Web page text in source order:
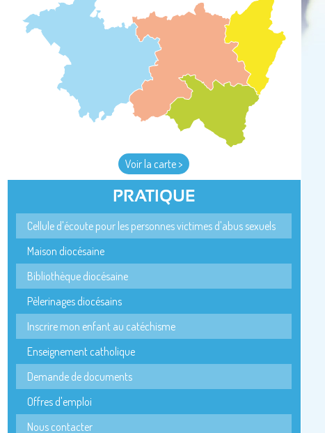
Voir la carte >
PRATIQUE
Cellule d'écoute pour les personnes victimes d'abus sexuels
Maison diocésaine
Bibliothèque diocésaine
Pèlerinages diocésains
Inscrire mon enfant au catéchisme
Enseignement catholique
Demande de documents
Offres d'emploi
Nous contacter